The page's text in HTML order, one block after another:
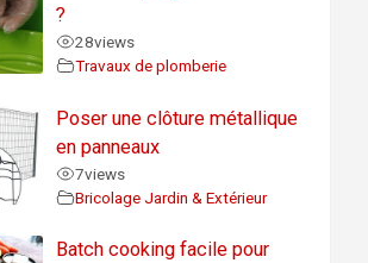
?
28views
Travaux de plomberie
Poser une clôture métallique
en panneaux
7views
Bricolage Jardin & Extérieur
Batch cooking facile pour